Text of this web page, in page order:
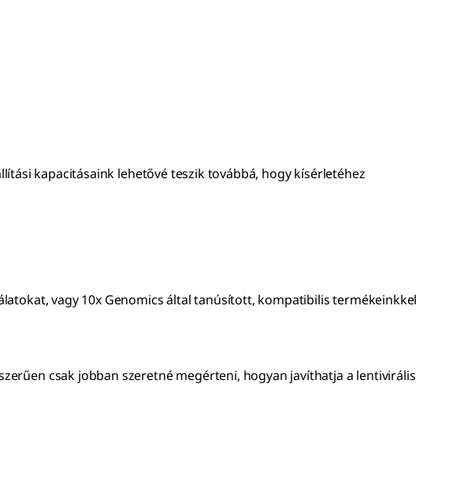
kapacitásaink lehetővé teszik továbbá, hogy kísérletéhez
vagy 10x Genomics által tanúsított, kompatibilis termékeinkkel
csak jobban szeretné megérteni, hogyan javíthatja a lentivirális